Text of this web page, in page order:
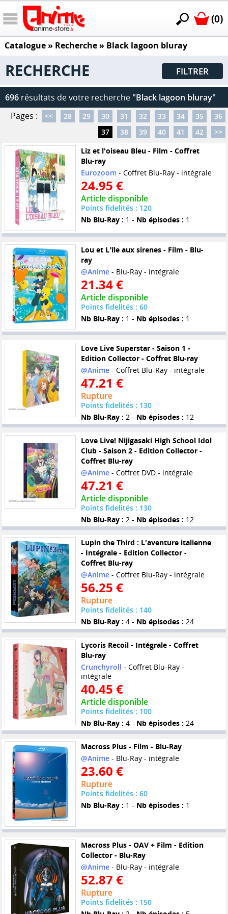
(0)
Catalogue» Recherche » Black lagoon bluray
RECHERCHE FILTRER
696 résultats de votre recherche "Black lagoon bluray"
Pages :
<< 28 29 30 31 32 33 34 35
36
37
38 39 40 41 42
>>
Liz et l'oiseau Bleu - Film - Coffret
Blu-ray
Eurozoom- Coffret Blu-Ray - intégrale
24.95 €
Article disponible
Points fidelités : 120
Nb Blu-Ray : 1 - Nb épisodes : 1
Lou et L'île aux sirenes - Film - Blu-
ray
@Anime- Blu-Ray - intégrale
21.34 €
Article disponible
Points fidelités : 60
Nb Blu-Ray : 1 - Nb épisodes : 1
Love Live Superstar - Saison 1 -
Edition Collector - Coffret Blu-ray
@Anime- Coffret Blu-Ray - intégrale
47.21 €
Rupture
Points fidelités : 130
Nb Blu-Ray : 2 - Nb épisodes : 12
Love Live! Nijigasaki High School Idol
Club - Saison 2 - Edition Collector -
Coffret Blu-ray
@Anime- Coffret DVD - intégrale
47.21 €
Article disponible
Points fidelités : 130
Nb Blu-Ray : 2 - Nb épisodes : 12
Lupin the Third : L'aventure italienne
- Intégrale - Edition Collector -
Coffret Blu-ray
@Anime- Coffret Blu-Ray - intégrale
56.25 €
Rupture
Points fidelités : 140
Nb Blu-Ray : 4 - Nb épisodes : 24
Lycoris Recoil - Intégrale - Coffret
Blu-ray
Crunchyroll - Coffret Blu-Ray -
intégrale
40.45 €
Article disponible
Points fidelités : 100
Nb Blu-Ray : 4 - Nb épisodes : 24
Macross Plus - Film - Blu-Ray
@Anime- Blu-Ray - intégrale
23.60 €
Rupture
Points fidelités : 60
Nb Blu-Ray : 1 - Nb épisodes : 1
Macross Plus - OAV + Film - Edition
Collector - Blu-Ray
@Anime- Blu-Ray - intégrale
52.87 €
Rupture
Points fidelités : 150